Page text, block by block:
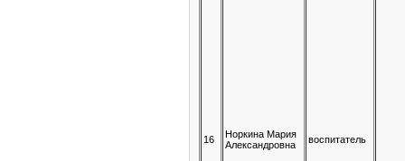
16
Норкина Мария
Александровна
воспитатель